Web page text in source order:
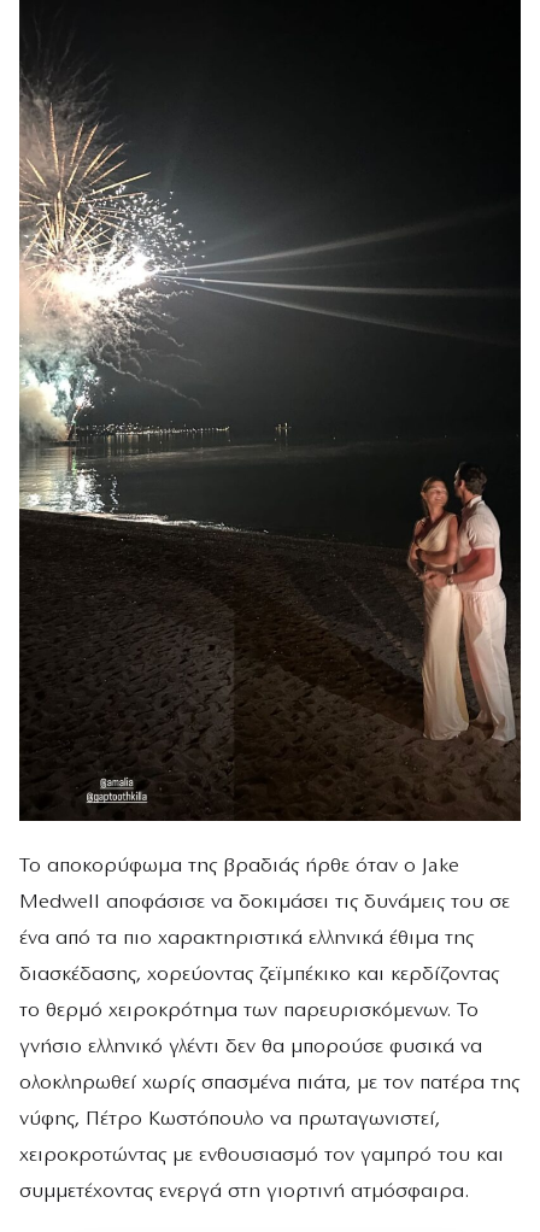
Το αποκορύφωμα της βραδιάς ήρθε όταν ο Jake
Medwell αποφάσισε να δοκιμάσει τις δυνάμεις του σε
ένα από τα πιο χαρακτηριστικά ελληνικά έθιμα της
διασκέδασης, χορεύοντας ζεϊμπέκικο και κερδίζοντας
το θερμό χειροκρότημα των παρευρισκόμενων. Το
γνήσιο ελληνικό γλέντι δεν θα μπορούσε φυσικά να
ολοκληρωθεί χωρίς σπασμένα πιάτα, με τον πατέρα της
νύφης, Πέτρο Κωστόπουλο να πρωταγωνιστεί,
χειροκροτώντας με ενθουσιασμό τον γαμπρό του και
συμμετέχοντας ενεργά στη γιορτινή ατμόσφαιρα.